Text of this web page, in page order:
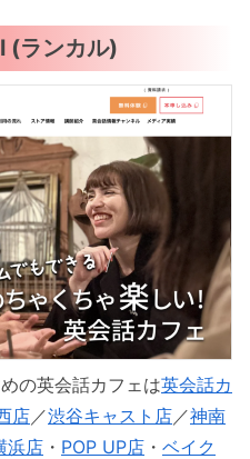
(ランカル)
の英会話カフェは英会話カ
店 ／渋谷キャスト店 ／神南
浜店 ・ POP UP店 ・ ベイク